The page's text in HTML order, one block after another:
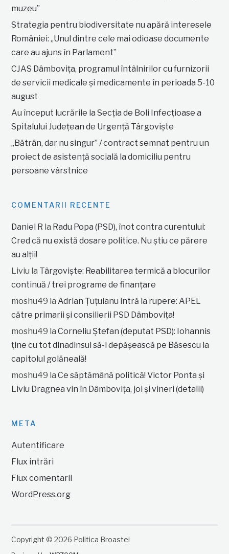
muzeu”
Strategia pentru biodiversitate nu apără interesele
României: „Unul dintre cele mai odioase documente
care au ajuns în Parlament”
CJAS Dâmbovița, programul întâlnirilor cu furnizorii
de servicii medicale și medicamente în perioada 5-10
august
Au început lucrările la Secția de Boli Infecțioase a
Spitalului Județean de Urgență Târgoviște
„Bătrân, dar nu singur” / contract semnat pentru un
proiect de asistență socială la domiciliu pentru
persoane vârstnice
COMENTARII RECENTE
Daniel R la Radu Popa (PSD), înot contra curentului:
Cred că nu există dosare politice. Nu știu ce părere
au alții!
Liviu la Târgoviște: Reabilitarea termică a blocurilor
continuă / trei programe de finanțare
moshu49 la Adrian Țuțuianu intră la rupere: APEL
către primarii și consilierii PSD Dâmbovița!
moshu49 laCorneliu Ștefan (deputat PSD): Iohannis
ține cu tot dinadinsul să-l depășească pe Băsescu la
capitolul golăneală!
moshu49 laCe săptămână politică! Victor Ponta și
Liviu Dragnea vin în Dâmbovița, joi și vineri (detalii)
META
Autentificare
Flux intrări
Flux comentarii
WordPress.org
Copyright © 2026 Politica Broastei